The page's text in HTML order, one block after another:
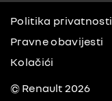
Politika privatnosti
Pravne obavijesti
Kolačići
© Renault 2026